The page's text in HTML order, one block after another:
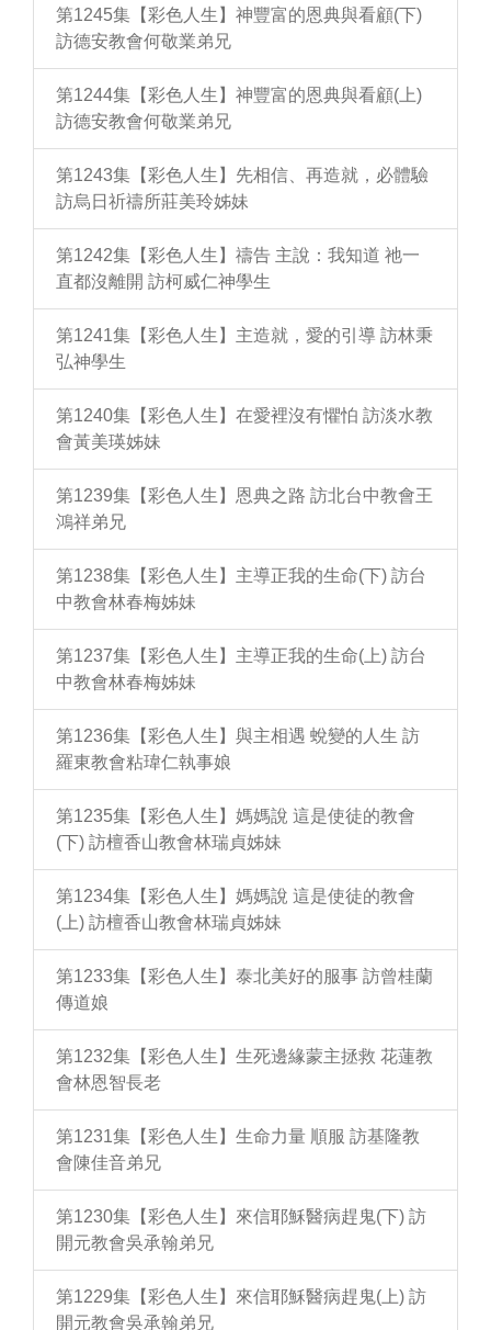
第1245集【彩色人生】神豐富的恩典與看顧(下)
訪德安教會何敬業弟兄
第1244集【彩色人生】神豐富的恩典與看顧(上)
訪德安教會何敬業弟兄
第1243集【彩色人生】先相信、再造就，必體驗
訪烏日祈禱所莊美玲姊妹
第1242集【彩色人生】禱告 主說：我知道 祂一
直都沒離開 訪柯威仁神學生
第1241集【彩色人生】主造就，愛的引導 訪林秉
弘神學生
第1240集【彩色人生】在愛裡沒有懼怕 訪淡水教
會黃美瑛姊妹
第1239集【彩色人生】恩典之路 訪北台中教會王
鴻祥弟兄
第1238集【彩色人生】主導正我的生命(下) 訪台
中教會林春梅姊妹
第1237集【彩色人生】主導正我的生命(上) 訪台
中教會林春梅姊妹
第1236集【彩色人生】與主相遇 蛻變的人生 訪
羅東教會粘瑋仁執事娘
第1235集【彩色人生】媽媽說 這是使徒的教會
(下) 訪檀香山教會林瑞貞姊妹
第1234集【彩色人生】媽媽說 這是使徒的教會
(上) 訪檀香山教會林瑞貞姊妹
第1233集【彩色人生】泰北美好的服事 訪曾桂蘭
傳道娘
第1232集【彩色人生】生死邊緣蒙主拯救 花蓮教
會林恩智長老
第1231集【彩色人生】生命力量 順服 訪基隆教
會陳佳音弟兄
第1230集【彩色人生】來信耶穌醫病趕鬼(下) 訪
開元教會吳承翰弟兄
第1229集【彩色人生】來信耶穌醫病趕鬼(上) 訪
開元教會吳承翰弟兄